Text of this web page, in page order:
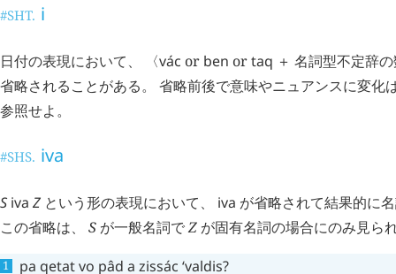
#SHT. i
日付の表現において、 〈vác or ben ortaq ＋ 名詞型不定辞
省略されることがある。 省略前後で意味やニュアンスに変化
参照せよ。
#SHS. iva
S iva Z という形の表現において、 iva が省略されて結果的に
この省略は、 S が一般名詞でZ が固有名詞の場合にのみ見ら
pa qetatvo pâd a zissác ʻvaldis?